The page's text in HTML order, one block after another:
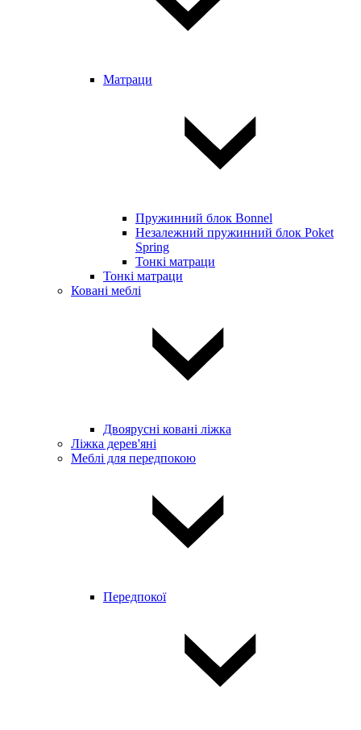
Матраци
Пружинний блок Bonnel
Незалежний пружинний блок Poket
Spring
Тонкі матраци
Тонкі матраци
Ковані меблі
Двоярусні ковані ліжка
Ліжка дерев'яні
Меблі для передпокою
Передпокої